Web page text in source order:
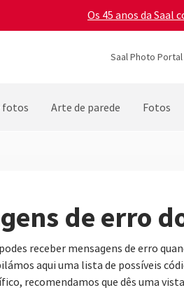
Os 45 anos da Saal
Saal Photo Portal
fotos Arte de parede Fotos
de erro
receber mensagens de erro
aqui uma lista de possíveis
recomendamos que dês uma